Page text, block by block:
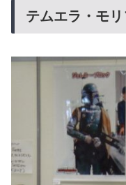
テムエラ・モリ